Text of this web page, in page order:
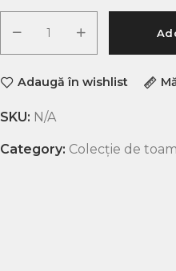
Adaugă în wishlist
SKU: N/A
Category: Colecție de